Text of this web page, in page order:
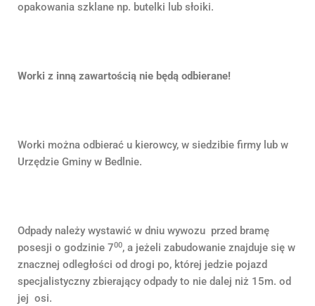
opakowania szklane np. butelki lub słoiki.
Worki z inną zawartością nie będą odbierane!
Worki można odbierać u kierowcy, w siedzibie firmy lub w
Urzędzie Gminy w Bedlnie.
Odpady należy wystawić w dniu wywozu przed bramę
posesji o godzinie 700, a jeżeli zabudowanie znajduje się w
znacznej odległości od drogi po, której jedzie pojazd
specjalistyczny zbierający odpady to nie dalej niż 15m. od
jej osi.